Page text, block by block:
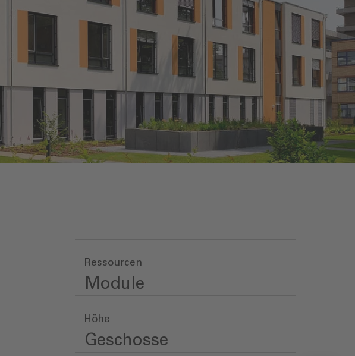
Ressourcen
Module
Höhe
Geschosse